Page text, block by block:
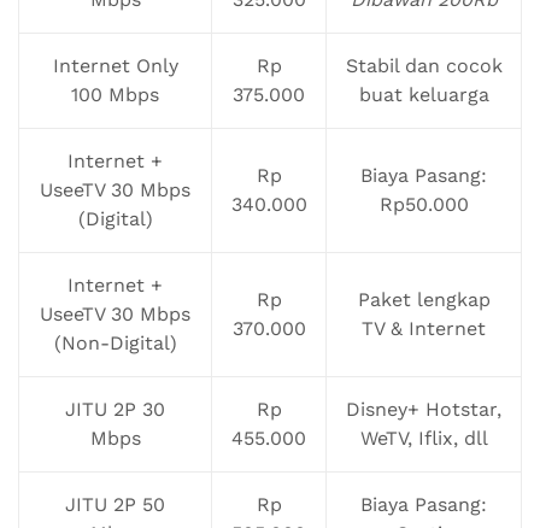
Internet Only
100 Mbps
Rp
375.000
Stabil dan cocok
buat keluarga
Internet +
UseeTV 30 Mbps
(Digital)
Rp
340.000
Biaya Pasang:
Rp50.000
Internet +
UseeTV 30 Mbps
(Non-Digital)
Rp
370.000
Paket lengkap
TV & Internet
JITU 2P 30
Mbps
Rp
455.000
Disney+ Hotstar,
WeTV, Iflix, dll
JITU 2P 50
Rp
Biaya Pasang: